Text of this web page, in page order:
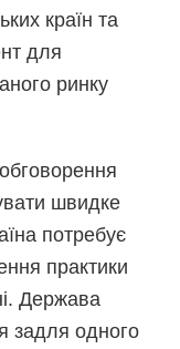
країн та
для
ринку
швидке
потребує
практики
Держава
задля одного